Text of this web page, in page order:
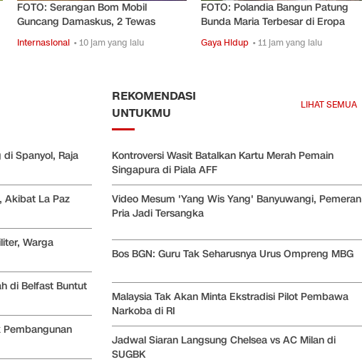
FOTO: Serangan Bom Mobil
Guncang Damaskus, 2 Tewas
Internasional • 10 jam yang lalu
FOTO: Polandia Bangun Patung
Bunda Maria Terbesar di Eropa
Gaya Hidup • 11 jam yang lalu
di Spanyol, Raja
Akibat La Paz
Warga
di Belfast Buntut
Pembangunan
REKOMENDASI
UNTUKMU
LIHAT SEMUA
Kontroversi Wasit Batalkan Kartu Merah Pemain
Singapura di Piala AFF
Video Mesum 'Yang Wis Yang' Banyuwangi, Pemeran
Pria Jadi Tersangka
Bos BGN: Guru Tak Seharusnya Urus Ompreng MBG
Malaysia Tak Akan Minta Ekstradisi Pilot Pembawa
Narkoba di RI
Jadwal Siaran Langsung Chelsea vs AC Milan di
SUGBK